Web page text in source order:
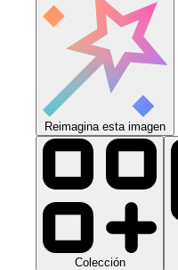
Reimagina esta imagen
Colección